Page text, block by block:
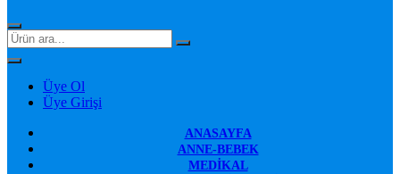
Üye Ol
Üye Girişi
ANASAYFA
ANNE-BEBEK
MEDIKAL